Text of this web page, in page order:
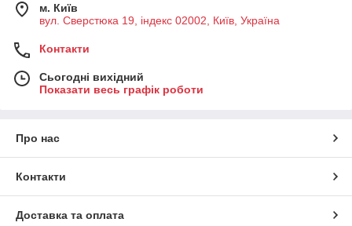
м. Київ
вул. Сверстюка 19, індекс 02002, Київ, Україна
Контакти
Сьогодні вихідний
Показати весь графік роботи
Про нас
Контакти
Доставка та оплата